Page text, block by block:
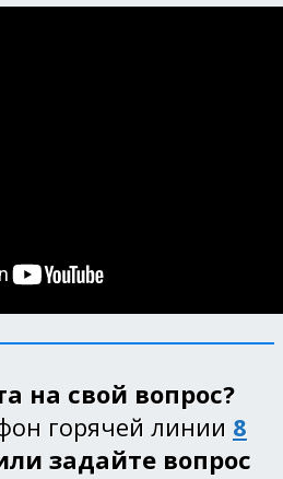
на свой вопрос?
горячей линии 8
задайте вопрос